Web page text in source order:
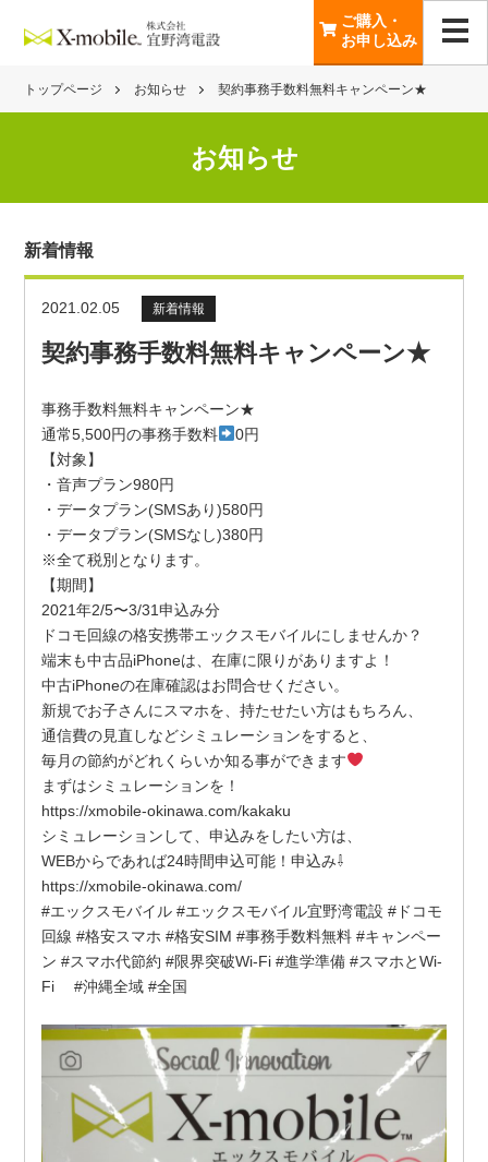
ご購入・
お申し込み
トップページ お知らせ 契約事務手数料無料キャンペーン★
お知らせ
新着情報
2021.02.05 新着情報
契約事務手数料無料キャンペーン★
事務手数料無料キャンペーン★
通常5,500円の事務手数料
0円
【対象】
・音声プラン980円
・データプラン(SMSあり)580円
・データプラン(SMSなし)380円
※全て税別となります。
【期間】
2021年2/5〜3/31申込み分
ドコモ回線の格安携帯エックスモバイルにしませんか？
端末も中古品iPhoneは、在庫に限りがありますよ！
中古iPhoneの在庫確認はお問合せください。
新規でお子さんにスマホを、持たせたい方はもちろん、
通信費の見直しなどシミュレーションをすると、
毎月の節約がどれくらいか知る事ができます
まずはシミュレーションを！
https://xmobile-okinawa.com/kakaku
シミュレーションして、申込みをしたい方は、
WEBからであれば24時間申込可能！申込み⇩
https://xmobile-okinawa.com/
#エックスモバイル #エックスモバイル宜野湾電設 #ドコモ
回線 #格安スマホ #格安SIM #事務手数料無料 #キャンペー
ン #スマホ代節約 #限界突破Wi-Fi#進学準備 #スマホとWi-
Fi#沖縄全域 #全国